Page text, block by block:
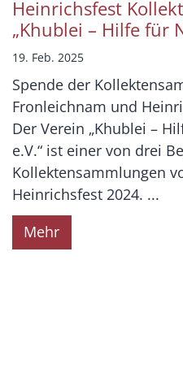
Heinrichsfest
„Khublei – Hilfe für
19. Feb. 2025
Spende der
Fronleichnam und
Der Verein „Khublei –
e.V.“ ist einer von drei
Kollektensammlungen
Heinrichsfest 2024. ...
Mehr